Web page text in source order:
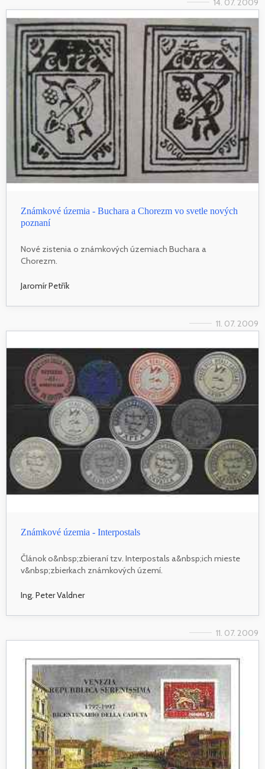
14. 07. 2009
Známkové územia - Buchara a Chorezm vo svetle nových
poznaní
Nové zistenia o známkových územiach Buchara a
Chorezm.
Jaromír Petřík
11. 07. 2009
Známkové územia - Interpostals
Článok o&nbsp;zbieraní tzv. Interpostals a&nbsp;ich mieste
v&nbsp;zbierkach známkových území.
Ing. Peter Valdner
11. 07. 2009